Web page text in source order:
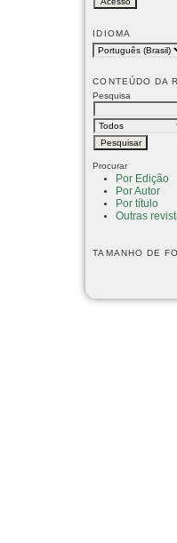
IDIOMA
CONTEÚDO DA
Pesquisa
Procurar
Por Edição
Por Autor
Por título
Outras
TAMANHO DE